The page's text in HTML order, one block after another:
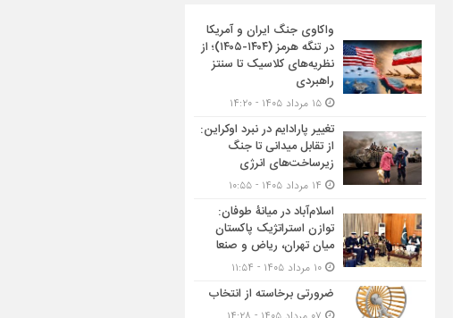
واکاوی جنگ ایران و آمریکا
در تنگه هرمز (۱۴۰۴-۱۴۰۵)؛ از
نظریه‌های کلاسیک تا سنتز
راهبردی
تغییر پارادایم در نبرد اوکراین:
از تقابل میدانی تا جنگ
زیرساخت‌های انرژی
اسلام‌آباد در میانۀ طوفان:
توازن استراتژیک پاکستان
میان تهران، ریاض و صنعا
ضرورتی برخاسته از انتخاب